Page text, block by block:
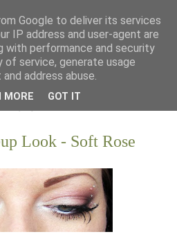
Look - Soft Rose
Google to deliver its services
IP address and user-agent are
with performance and security
service, generate usage
address abuse.
MORE GOT IT